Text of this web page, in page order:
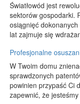
Światłowód jest
sektorów gospodarki.
osiągnięć
lat zajmuje się
Profesjonalne
W Twoim domu
sprawdzonych
powinien przypaść Ci
zapewnić, że